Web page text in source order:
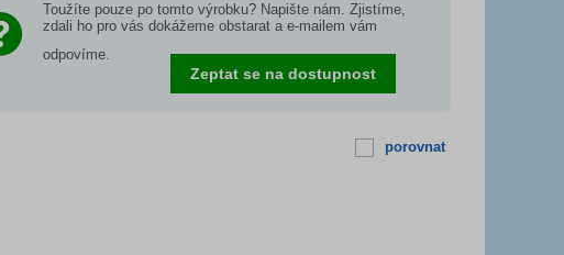
Toužíte pouze po tomto výrobku? Napište nám. Zjistíme,
zdali ho pro vás dokážeme obstarat a e-mailem vám
odpovíme.
Zeptat se na dostupnost
porovnat